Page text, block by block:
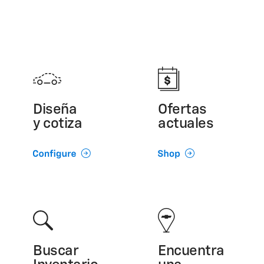
Diseña
y cotiza
Ofertas
actuales
Buscar
Encuentra